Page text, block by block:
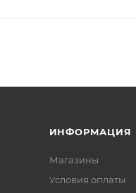
ИНФОРМАЦИЯ
Магазины
Условия оплаты